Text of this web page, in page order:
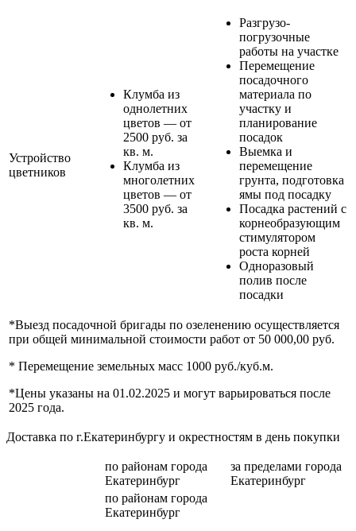
Устройство
цветников
Клумба из
однолетних
цветов — от
2500 руб. за
кв. м.
Клумба из
многолетних
цветов — от
3500 руб. за
кв. м.
Разгрузо-
погрузочные
работы на участке
Перемещение
посадочного
материала по
участку и
планирование
посадок
Выемка и
перемещение
грунта, подготовка
ямы под посадку
Посадка растений с
корнеобразующим
стимулятором
роста корней
Одноразовый
полив после
посадки
*Выезд посадочной бригады по озеленению осуществляется
при общей минимальной стоимости работ от 50 000,00 руб.
* Перемещение земельных масс 1000 руб./куб.м.
*Цены указаны на 01.02.2025 и могут варьироваться после
2025 года.
Доставка по г.Екатеринбургу и окрестностям в день покупки
по районам города
Екатеринбург
за пределами города
Екатеринбург
по районам города
Екатеринбург